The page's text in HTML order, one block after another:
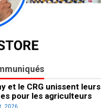
et le CRG unissent leurs
pour les agriculteurs